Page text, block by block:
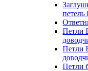
Петли
Петли
Петли